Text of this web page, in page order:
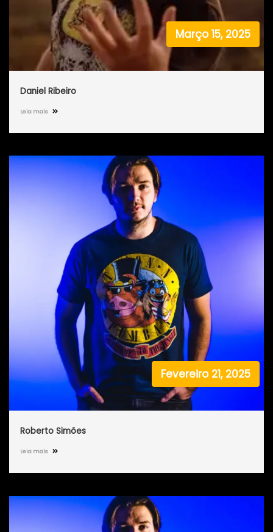
Março 15, 2025
Daniel Ribeiro
Leia mais
Fevereiro 21, 2025
Roberto Simões
Leia mais